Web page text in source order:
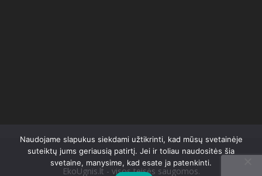
EkoUgnis.lt - visos teisės saugomos.
Naudojame slapukus siekdami užtikrinti, kad mūsų svetainėje
suteiktų jums geriausią patirtį. Jei ir toliau naudositės šia
svetaine, manysime, kad esate ja patenkinti.